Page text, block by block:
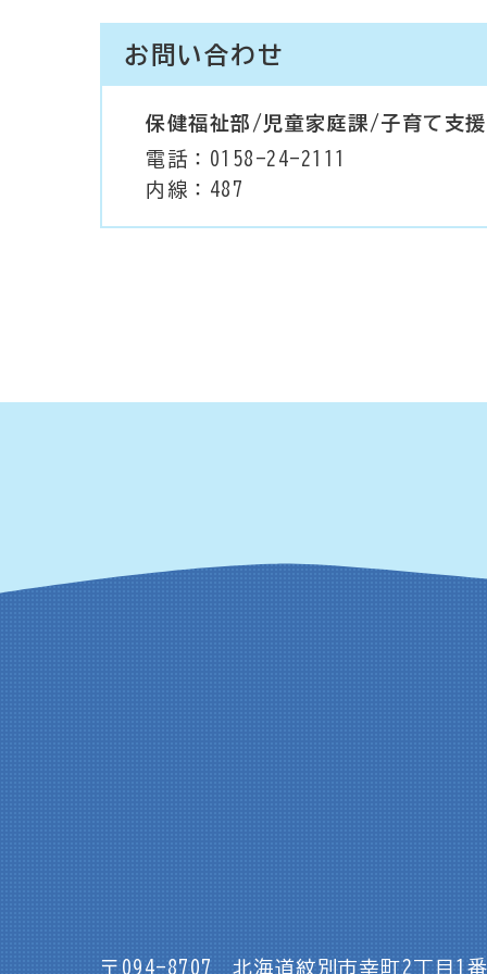
お問い合わせ
保健福祉部/児童家庭課/子育て支
電話：0158-24-2111
内線：487
〒094-8707 北海道紋別市幸町2丁目1